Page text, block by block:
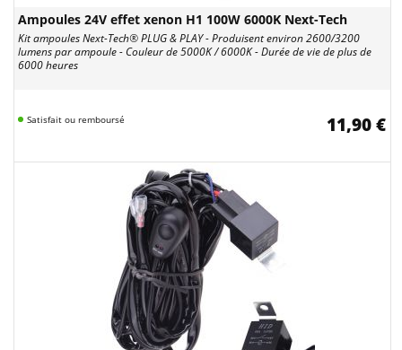
Ampoules 24V effet xenon H1 100W 6000K Next-Tech
Kit ampoules Next-Tech® PLUG & PLAY - Produisent environ 2600/3200
lumens par ampoule - Couleur de 5000K / 6000K - Durée de vie de plus de
6000 heures
Satisfait ou remboursé 11,90 €